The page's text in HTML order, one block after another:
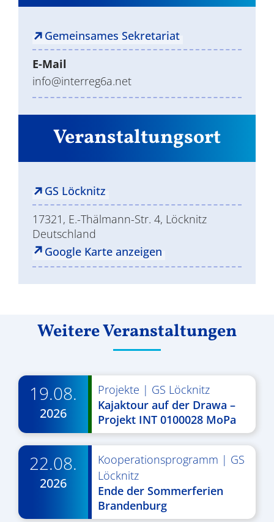
Veranstaltungsort
GS Löcknitz
17321, E.-Thälmann-Str. 4, Löcknitz
Deutschland
Google Karte anzeigen
Gemeinsames Sekretariat
E-Mail
info@interreg6a.net
Weitere Veranstaltungen
19.08.
2026
Projekte | GS Löcknitz
Kajaktour auf der Drawa –
Projekt INT 0100028 MoPa
22.08.
2026
Kooperationsprogramm | GS
Löcknitz
Ende der Sommerferien
Brandenburg